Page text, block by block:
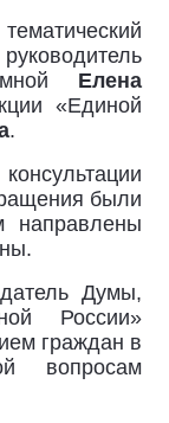
Елена
«Единой
.
были
направлены
Думы,
России»
граждан в
вопросам